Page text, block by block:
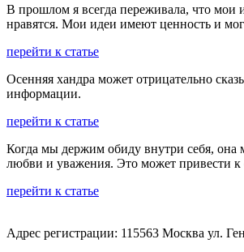
В прошлом я всегда переживала, что мои
нравятся. Мои идеи имеют ценность и
перейти к статье
Осенняя хандра может отрицательно
информации.
перейти к статье
Когда мы держим обиду внутри себя, она
любви и уважения. Это может привести
перейти к статье
Адрес регистрации: 115563 Москва ул.